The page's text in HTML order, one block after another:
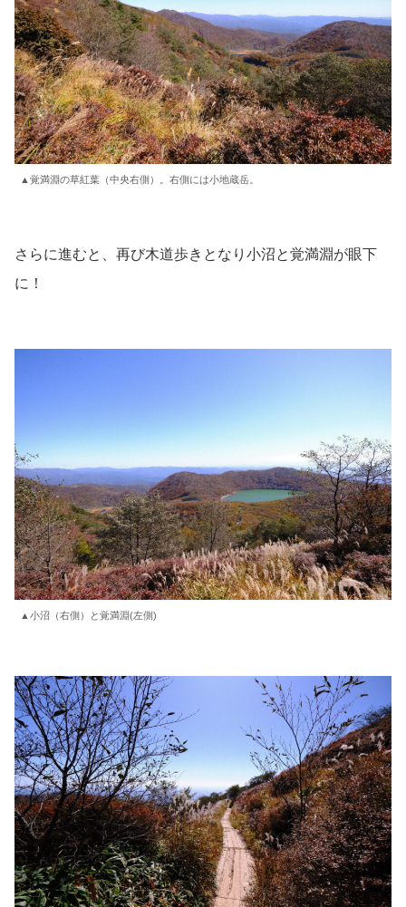
▲覚満淵の草紅葉（中央右側）。右側には小地蔵岳。
さらに進むと、再び木道歩きとなり小沼と覚満淵が眼下
に！
▲小沼（右側）と覚満淵(左側)